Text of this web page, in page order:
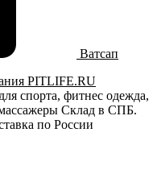
Ватсап
спорта, фитнес одежда,
Склад в СПБ.
по России